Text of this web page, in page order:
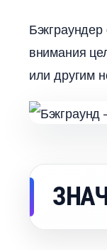
нимания
или другим